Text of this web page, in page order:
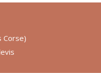
Corse)